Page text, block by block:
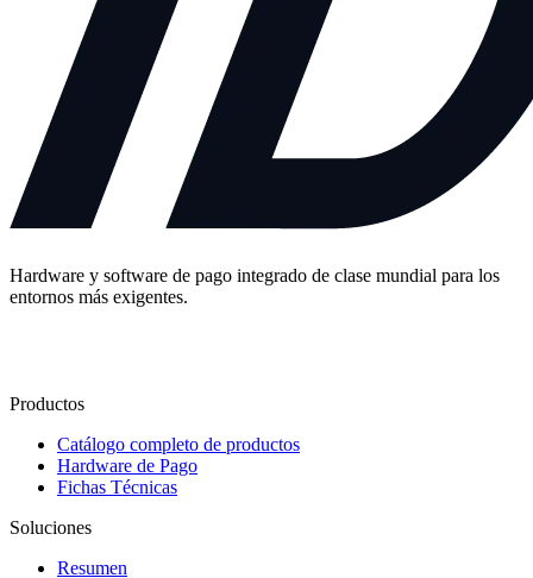
Hardware y software de pago integrado de clase mundial para los
entornos más exigentes.
Productos
Catálogo completo de productos
Hardware de Pago
Fichas Técnicas
Soluciones
Resumen